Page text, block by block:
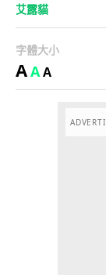
艾露貓
字體大小
AAA